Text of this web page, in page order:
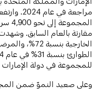
مراجعة في
مقارنة بالعام السابق.
للمجموعة في دولة
وعلى صعيد النموّ ضمن